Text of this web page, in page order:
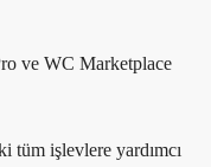
ve WC Marketplace
tüm işlevlere yardımcı